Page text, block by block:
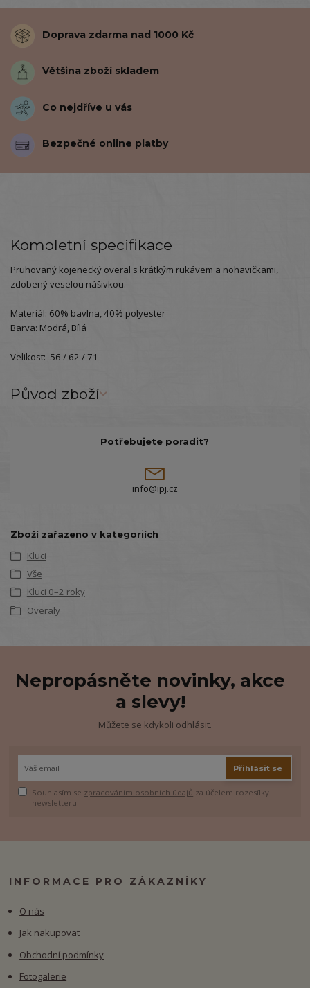
Doprava zdarma nad 1000 Kč
Většina zboží skladem
Co nejdříve u vás
Bezpečné online platby
Kompletní specifikace
Pruhovaný kojenecký overal s krátkým rukávem a nohavičkami,
zdobený veselou nášivkou.
Materiál: 60% bavlna, 40% polyester
Barva: Modrá, Bílá
Velikost: 56 / 62 / 71
Původ zboží
Potřebujete poradit?
info@ipj.cz
Zboží zařazeno v kategoriích
Kluci
Vše
Kluci 0–2 roky
Overaly
Nepropásněte novinky, akce
a slevy!
Můžete se kdykoli odhlásit.
Přihlásit se
Souhlasím se zpracováním osobních údajů za účelem rozesílky
newsletteru.
INFORMACE PRO ZÁKAZNÍKY
O nás
Jak nakupovat
Obchodní podmínky
Fotogalerie